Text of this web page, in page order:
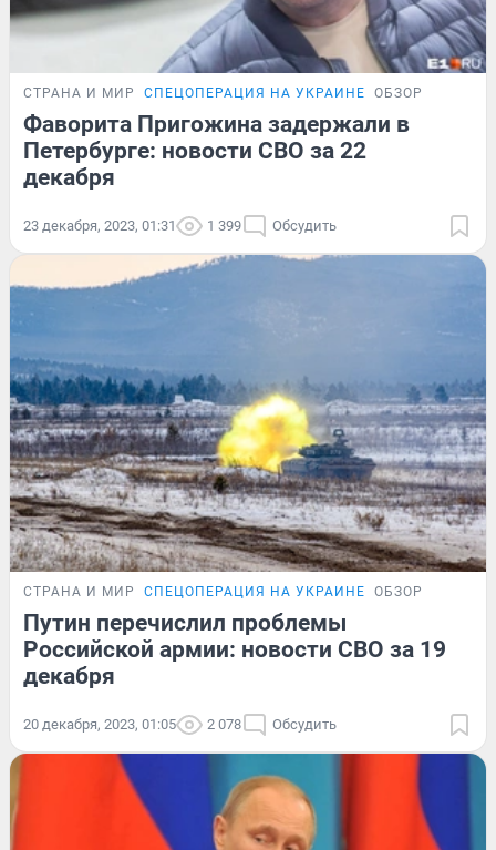
СТРАНА И МИР СПЕЦОПЕРАЦИЯ НА УКРАИНЕ ОБЗОР
Фаворита Пригожина задержали в
Петербурге: новости СВО за 22
декабря
23 декабря, 2023, 01:31 1 399 Обсудить
СТРАНА И МИР СПЕЦОПЕРАЦИЯ НА УКРАИНЕ ОБЗОР
Путин перечислил проблемы
Российской армии: новости СВО за 19
декабря
20 декабря, 2023, 01:05 2 078 Обсудить